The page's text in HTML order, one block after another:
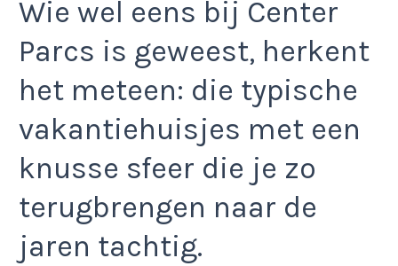
Wie wel eens bij Center
Parcs is geweest, herkent
het meteen: die typische
vakantiehuisjes met een
knusse sfeer die je zo
terugbrengen naar de
jaren tachtig.